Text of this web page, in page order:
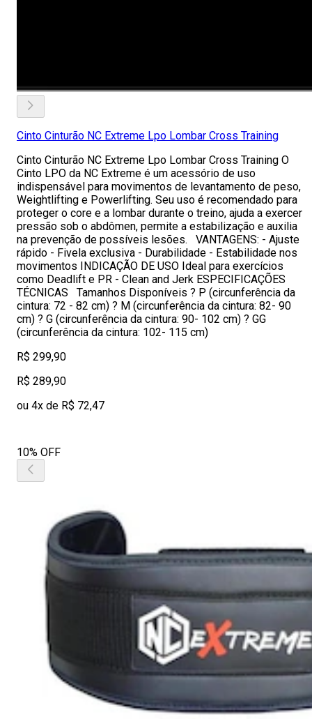
Cinto Cinturão NC Extreme Lpo Lombar Cross Training
Cinto Cinturão NC Extreme Lpo Lombar Cross Training O
Cinto LPO da NC Extreme é um acessório de uso
indispensável para movimentos de levantamento de peso,
Weightlifting e Powerlifting. Seu uso é recomendado para
proteger o core e a lombar durante o treino, ajuda a exercer
pressão sob o abdômen, permite a estabilização e auxilia
na prevenção de possíveis lesões. VANTAGENS: - Ajuste
rápido - Fivela exclusiva - Durabilidade - Estabilidade nos
movimentos INDICAÇÃO DE USO Ideal para exercícios
como Deadlift e PR - Clean and Jerk ESPECIFICAÇÕES
TÉCNICAS Tamanhos Disponíveis ? P (circunferência da
cintura: 72 - 82 cm) ? M (circunferência da cintura: 82- 90
cm) ? G (circunferência da cintura: 90- 102 cm) ? GG
(circunferência da cintura: 102- 115 cm)
R$ 299,90
R$ 289,90
ou 4x de R$ 72,47
10% OFF